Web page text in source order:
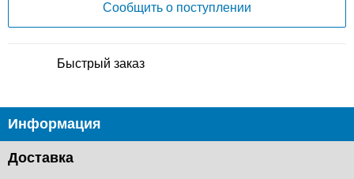
Сообщить о поступлении
Быстрый заказ
Информация
Доставка